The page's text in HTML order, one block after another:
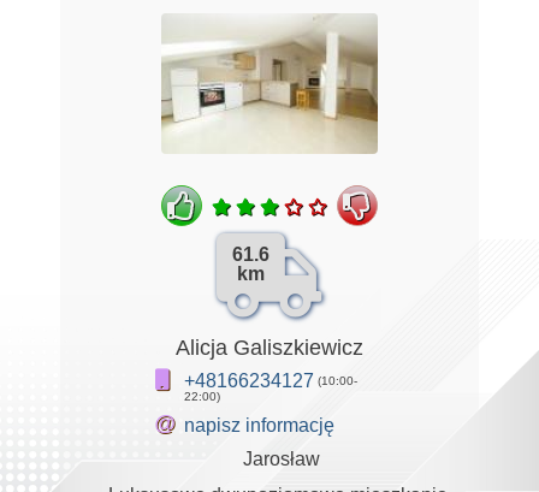
61.6
km
Alicja Galiszkiewicz
+48166234127 (10:00-
22:00)
@ napisz informację
Jarosław